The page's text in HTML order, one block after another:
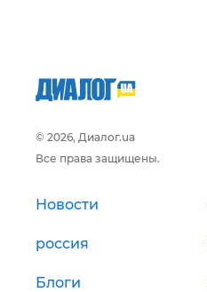
© 2026, Диалог.ua
Все права защищены.
Новости
россия
Блоги